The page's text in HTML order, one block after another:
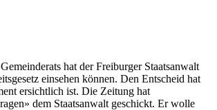
hat der Freiburger Staatsanwalt
einsehen können. Den Entscheid hat
ersichtlich ist. Die Zeitung hat
dem Staatsanwalt geschickt. Er wolle